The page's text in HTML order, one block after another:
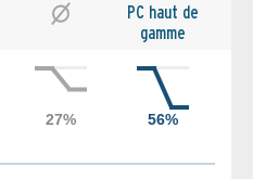
PC haut de
gamme